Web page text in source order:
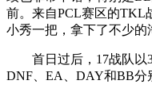
前。来自PCL赛区的TKL
小秀一把，拿下了不少的
首日过后，17战队以
DNF、EA、DAY和BB分